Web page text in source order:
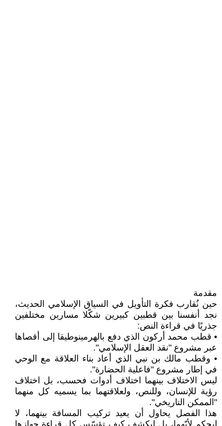
مقدمة
حين نُقارب فكرة التأويل في السياق الإسلامي الحديث،
نجد أنفسنا بين قطبين كبيرين شكّلا مسارين مختلفين
جذريًا في قراءة النص:
• قطب محمد أركون الذي دفع بالهرمينوطيقا إلى أقصاها
عبر مشروع "نقد العقل الإسلامي".
• وقطب مالك بن نبي الذي أعاد بناء العلاقة مع الوحي
في إطار مشروع "فاعلية الحضارة".
ليس الاختلاف بينهما اختلاف أدوات فحسب، بل اختلاف
رؤية للإنسان، وللنص، ولعلاقتهما بما يسميه كل منهما
"الممكن التاريخي".
هذا الفصل يحاول أن يعيد تركيب المسافة بينهما، لا